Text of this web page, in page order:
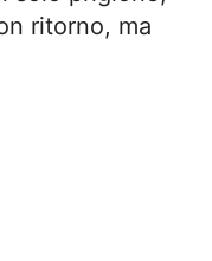
ritorno, ma